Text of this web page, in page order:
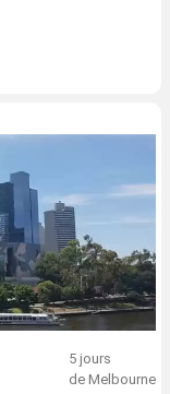
5 jours
de Melbourne